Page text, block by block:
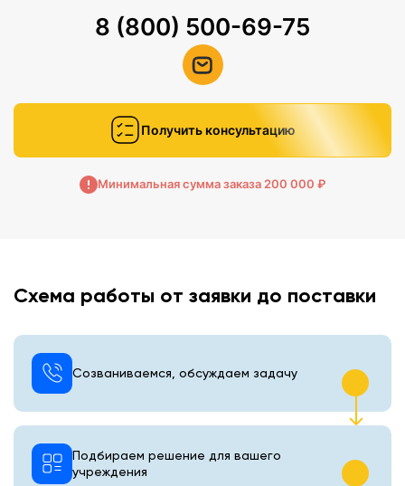
8 (800) 500-69-75
Получить консультацию
Минимальная сумма заказа 200 000 ₽
Схема работы от заявки до поставки
Созваниваемся, обсуждаем задачу
Подбираем решение для вашего
учреждения